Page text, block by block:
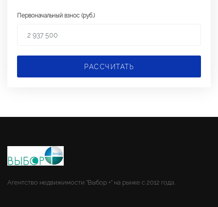
Первоначальный взнос (руб.)
РАССЧИТАТЬ
Агентство недвижимости "Выбор +" на рынке с 2012 года.